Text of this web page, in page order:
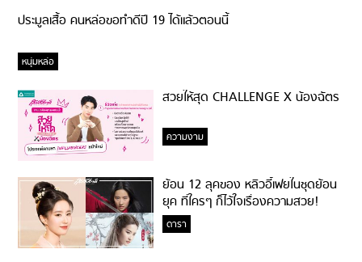
ประมูลเสื้อ คนหล่อขอทำดีปี 19 ได้แล้วตอนนี้
หนุ่มหล่อ
สวยให้สุด CHALLENGE X น้องฉัตร
ความงาม
ย้อน 12 ลุคของ หลิวอี้เฟยในชุดย้อน
ยุค ที่ใครๆ ก็ไว้ใจเรื่องความสวย!
ดารา